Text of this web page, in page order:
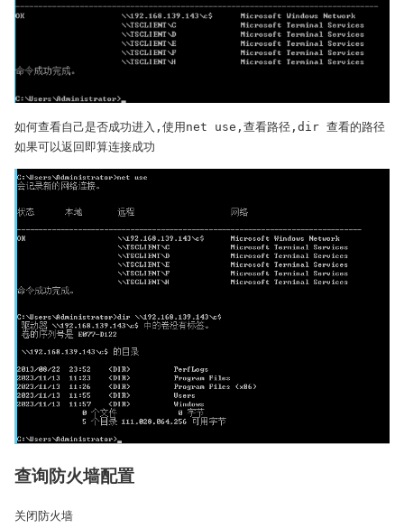
如何查看自己是否成功进入,使用net use,查看路径,dir 查看的路径
如果可以返回即算连接成功
查询防火墙配置
关闭防火墙